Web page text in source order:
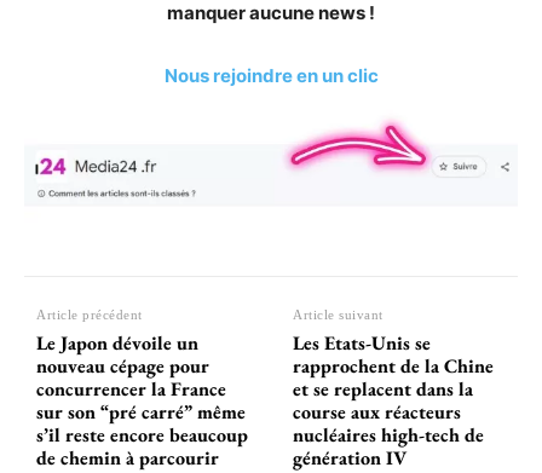
manquer aucune news !
Nous rejoindre en un clic
Article précédent
Le Japon dévoile un
nouveau cépage pour
concurrencer la France
sur son “pré carré” même
s’il reste encore beaucoup
de chemin à parcourir
Article suivant
Les Etats-Unis se
rapprochent de la Chine
et se replacent dans la
course aux réacteurs
nucléaires high-tech de
génération IV